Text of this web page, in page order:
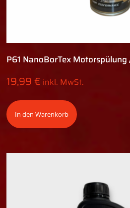
P61 NanoBorTex
19,99€ inkl. MwSt.
In den Warenkorb